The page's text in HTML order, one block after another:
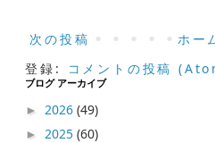
次の投稿
ホー
登録:
コメントの投稿
ブログ アーカイブ
► 2026(49)
► 2025(60)